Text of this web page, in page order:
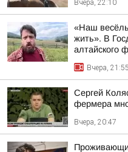
Вчера, 22:10
«Наш
жить». В
алтайского
Вчера, 21:55
Сергей
фермера
Вчера, 20:47